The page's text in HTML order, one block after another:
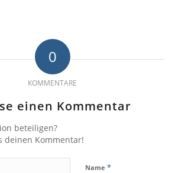
0
KOMMENTARE
einen Kommentar
beteiligen?
deinen Kommentar!
Name *